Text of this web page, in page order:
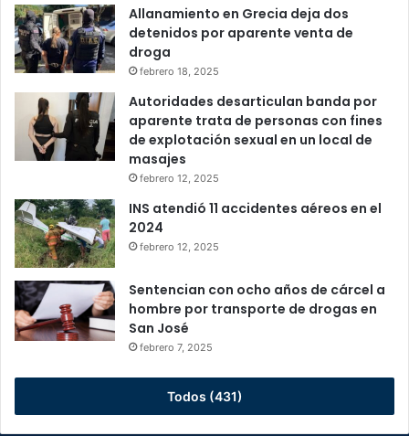
Allanamiento en Grecia deja dos
detenidos por aparente venta de
droga
febrero 18, 2025
Autoridades desarticulan banda por
aparente trata de personas con fines
de explotación sexual en un local de
masajes
febrero 12, 2025
INS atendió 11 accidentes aéreos en el
2024
febrero 12, 2025
Sentencian con ocho años de cárcel a
hombre por transporte de drogas en
San José
febrero 7, 2025
Todos (431)